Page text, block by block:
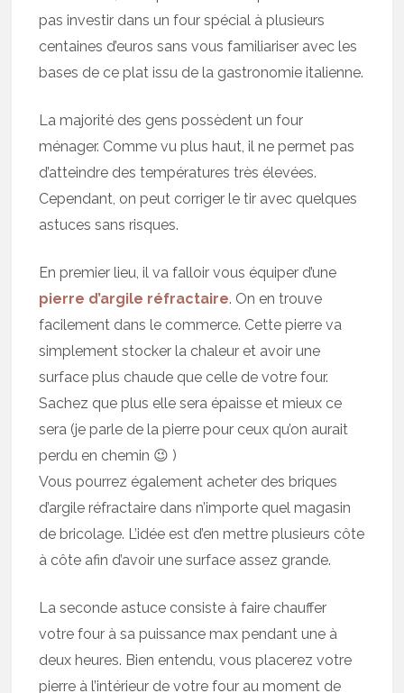
pas investir dans un four spécial à plusieurs
centaines d’euros sans vous familiariser avec les
bases de ce plat issu de la gastronomie italienne.
La majorité des gens possèdent un four
ménager. Comme vu plus haut, il ne permet pas
d’atteindre des températures très élevées.
Cependant, on peut corriger le tir avec quelques
astuces sans risques.
En premier lieu, il va falloir vous équiper d’une
pierre d’argile réfractaire. On en trouve
facilement dans le commerce. Cette pierre va
simplement stocker la chaleur et avoir une
surface plus chaude que celle de votre four.
Sachez que plus elle sera épaisse et mieux ce
sera (je parle de la pierre pour ceux qu’on aurait
perdu en chemin 😉 )
Vous pourrez également acheter des briques
d’argile réfractaire dans n’importe quel magasin
de bricolage. L’idée est d’en mettre plusieurs côte
à côte afin d’avoir une surface assez grande.
La seconde astuce consiste à faire chauffer
votre four à sa puissance max pendant une à
deux heures. Bien entendu, vous placerez votre
pierre à l’intérieur de votre four au moment de